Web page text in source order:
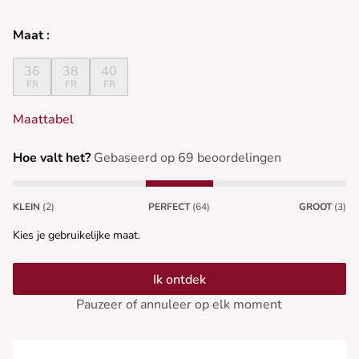
Maat :
36
FR
38
FR
40
FR
Maattabel
Hoe valt het? Gebaseerd op 69 beoordelingen
KLEIN (2) PERFECT (64) GROOT (3)
Kies je gebruikelijke maat.
Ik ontdek
Pauzeer of annuleer op elk moment